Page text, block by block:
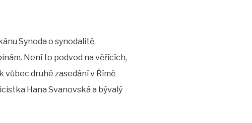
Synoda o synodalitě.
Není to podvod na věřících,
druhé zasedání v Římě
Hana Svanovská a bývalý